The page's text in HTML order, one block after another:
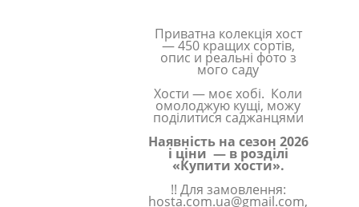
Приватна колекція хост
— 450 кращих сортів,
опис и реальні фото з
мого саду
Хости — моє хобі. Коли
омолоджую кущі, можу
поділитися саджанцями
Наявність на сезон 2026
і ціни — в розділі
«Купити хости».
!! Для замовлення:
hosta.com.ua@gmail.com,